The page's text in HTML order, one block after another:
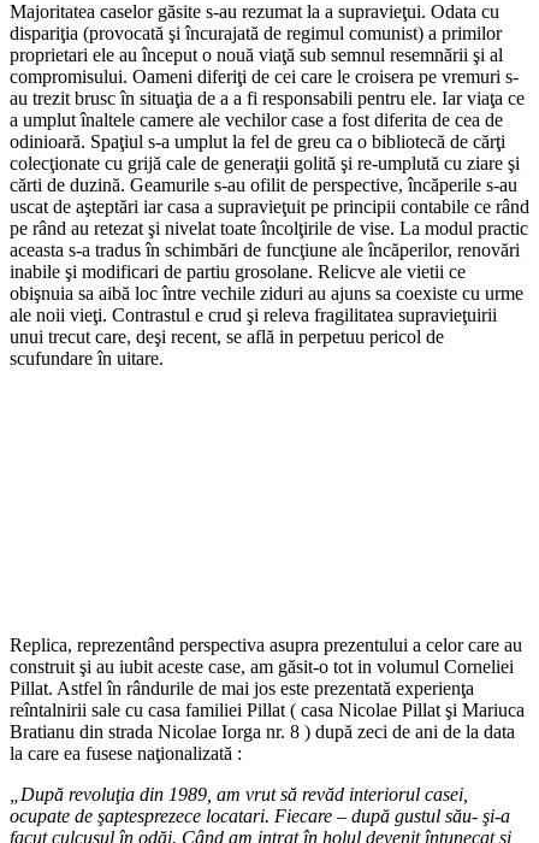
Majoritatea caselor găsite s-au rezumat la a supravieţui. Odata cu
dispariţia (provocată şi încurajată de regimul comunist) a primilor
proprietari ele au început o nouă viaţă sub semnul resemnării şi al
compromisului. Oameni diferiţi de cei care le croisera pe vremuri s-
au trezit brusc în situaţia de a a fi responsabili pentru ele. Iar viaţa ce
a umplut înaltele camere ale vechilor case a fost diferita de cea de
odinioară. Spaţiul s-a umplut la fel de greu ca o bibliotecă de cărţi
colecţionate cu grijă cale de generaţii golită şi re-umplută cu ziare şi
cărti de duzină. Geamurile s-au ofilit de perspective, încăperile s-au
uscat de aşteptări iar casa a supravieţuit pe principii contabile ce rând
pe rând au retezat şi nivelat toate încolţirile de vise. La modul practic
aceasta s-a tradus în schimbări de funcţiune ale încăperilor, renovări
inabile şi modificari de partiu grosolane. Relicve ale vietii ce
obişnuia sa aibă loc între vechile ziduri au ajuns sa coexiste cu urme
ale noii vieţi. Contrastul e crud şi releva fragilitatea supravieţuirii
unui trecut care, deşi recent, se află in perpetuu pericol de
scufundare în uitare.
Replica, reprezentând perspectiva asupra prezentului a celor care au
construit şi au iubit aceste case, am găsit-o tot in volumul Corneliei
Pillat. Astfel în rândurile de mai jos este prezentată experienţa
reîntalnirii sale cu casa familiei Pillat ( casa Nicolae Pillat şi Mariuca
Bratianu din strada Nicolae Iorga nr. 8 ) după zeci de ani de la data
la care ea fusese naţionalizată :
„După revoluţia din 1989, am vrut să revăd interiorul casei,
ocupate de şaptesprezece locatari. Fiecare – după gustul său- şi-a
facut culcuşul în odăi. Când am intrat în holul devenit întunecat şi